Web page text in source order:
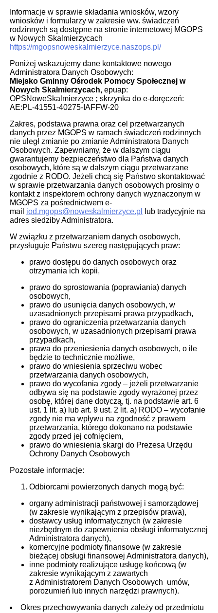
Informacje w sprawie składania wniosków, wzory
wniosków i formularzy w zakresie ww. świadczeń
rodzinnych są dostępne na stronie internetowej MGOPS
w Nowych Skalmierzycach
https://mgopsnoweskalmierzyce.naszops.pl/
Poniżej wskazujemy dane kontaktowe nowego
Administratora Danych Osobowych:
Miejsko Gminny Ośrodek Pomocy Społecznej w
Nowych Skalmierzycach, epuap:
OPSNoweSkalmierzyce ; skrzynka do e-doręczeń:
AE:PL-41551-40275-IAFFW-20
Zakres, podstawa prawna oraz cel przetwarzanych
danych przez MGOPS w ramach świadczeń rodzinnych
nie uległ zmianie po zmianie Administratora Danych
Osobowych. Zapewniamy, że w dalszym ciągu
gwarantujemy bezpieczeństwo dla Państwa danych
osobowych, które są w dalszym ciągu przetwarzane
zgodnie z RODO. Jeżeli chcą się Państwo skontaktować
w sprawie przetwarzania danych osobowych prosimy o
kontakt z inspektorem ochrony danych wyznaczonym w
MGOPS za pośrednictwem e-
mail iod.mgops@noweskalmierzyce.pl
lub tradycyjnie na
adres siedziby Administratora.
W związku z przetwarzaniem danych osobowych,
przysługuje Państwu szereg następujących praw:
prawo dostępu do danych osobowych oraz
otrzymania ich kopii,
prawo do sprostowania (poprawiania) danych
osobowych,
prawo do usunięcia danych osobowych, w
uzasadnionych przepisami prawa przypadkach,
prawo do ograniczenia przetwarzania danych
osobowych, w uzasadnionych przepisami prawa
przypadkach,
prawa do przeniesienia danych osobowych, o ile
będzie to technicznie możliwe,
prawo do wniesienia sprzeciwu wobec
przetwarzania danych osobowych,
prawo do wycofania zgody – jeżeli przetwarzanie
odbywa się na podstawie zgody wyrażonej przez
osobę, której dane dotyczą, tj. na podstawie art. 6
ust. 1 lit. a) lub art. 9 ust. 2 lit. a) RODO – wycofanie
zgody nie ma wpływu na zgodność z prawem
przetwarzania, którego dokonano na podstawie
zgody przed jej cofnięciem,
prawo do wniesienia skargi do Prezesa Urzędu
Ochrony Danych Osobowych
Pozostałe informacje:
Odbiorcami powierzonych danych mogą być:
organy administracji państwowej i samorządowej
(w zakresie wynikającym z przepisów prawa),
dostawcy usług informatycznych (w zakresie
niezbędnym do zapewnienia obsługi informatycznej
Administratora danych),
komercyjne podmioty finansowe (w zakresie
bieżącej obsługi finansowej Administratora danych),
inne podmioty realizujące usługę końcową (w
zakresie wynikającym z zawartych
z Administratorem Danych Osobowych umów,
porozumień lub innych narzędzi prawnych).
Okres przechowywania danych zależy od przedmiotu